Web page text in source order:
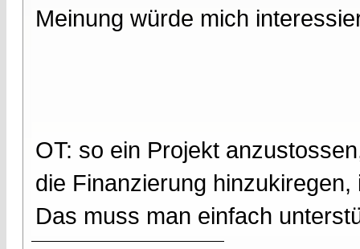
Meinung würde mich
OT: so ein Projekt
die Finanzierung
Das muss man einfach